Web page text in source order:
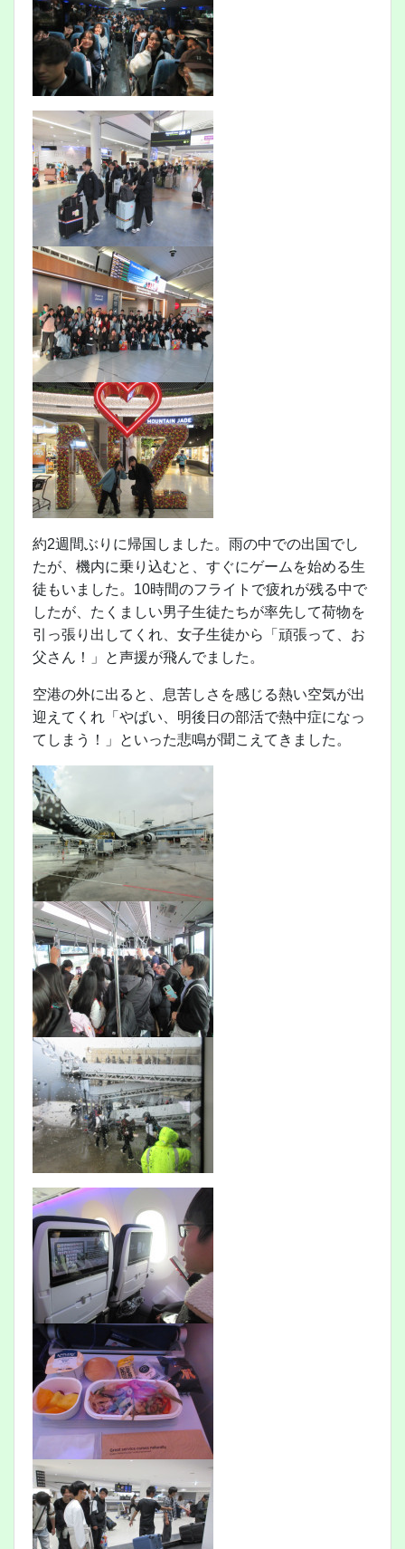
約2週間ぶりに帰国しました。雨の中での出国でし
たが、機内に乗り込むと、すぐにゲームを始める生
徒もいました。10時間のフライトで疲れが残る中で
したが、たくましい男子生徒たちが率先して荷物を
引っ張り出してくれ、女子生徒から「頑張って、お
父さん！」と声援が飛んでました。
空港の外に出ると、息苦しさを感じる熱い空気が出
迎えてくれ「やばい、明後日の部活で熱中症になっ
てしまう！」といった悲鳴が聞こえてきました。